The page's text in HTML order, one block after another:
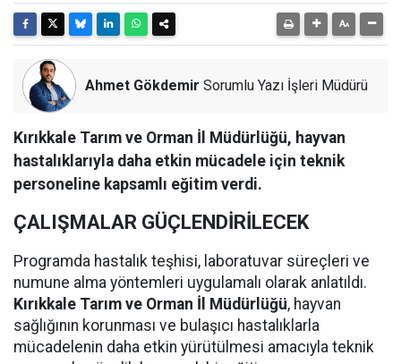
Ahmet Gökdemir Sorumlu Yazı İşleri Müdürü
Kırıkkale Tarım ve Orman İl Müdürlüğü, hayvan
hastalıklarıyla daha etkin mücadele için teknik
personeline kapsamlı eğitim verdi.
ÇALIŞMALAR GÜÇLENDİRİLECEK
Programda hastalık teşhisi, laboratuvar süreçleri ve
numune alma yöntemleri uygulamalı olarak anlatıldı.
Kırıkkale Tarım ve Orman İl Müdürlüğü, hayvan
sağlığının korunması ve bulaşıcı hastalıklarla
mücadelenin daha etkin yürütülmesi amacıyla teknik